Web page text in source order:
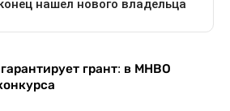
грант: в МНВО